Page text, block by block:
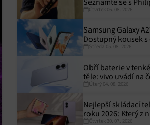
i9000 Prestige Ultra
Čtvrtek 06. 08. 2026
Samsung Galaxy
Dostupný kousek s
displejem
Středa 05. 08. 2026
Obří baterie v
těle: vivo uvádí na
trh V70 Lite 5G
Úterý 04. 08. 2026
Nejlepší skládací
roku 2026: Který z
zaslouží místo ve
Čtvrtek 30. 07. 2026